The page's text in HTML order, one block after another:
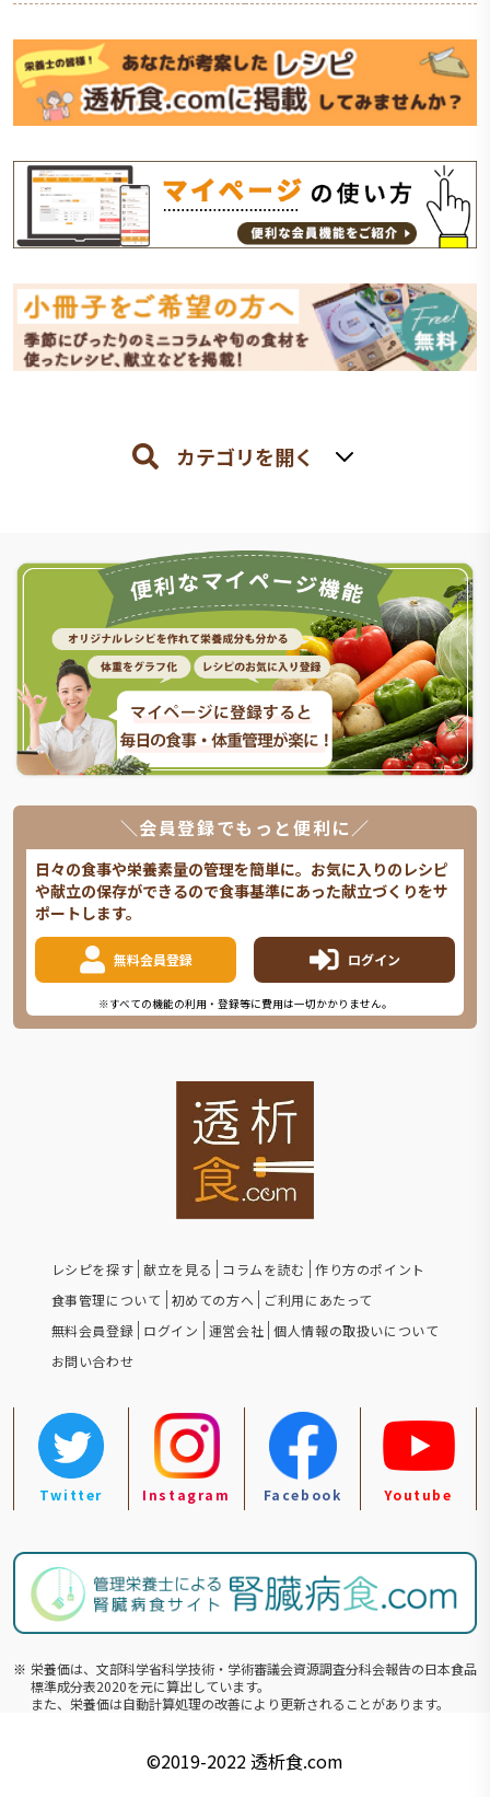
カテゴリを開く
＼会員登録でもっと便利に／
日々の食事や栄養素量の管理を簡単に。お気に入りのレシピ
や献立の保存ができるので食事基準にあった献立づくりをサ
ポートします。
無料会員登録 ログイン
※すべての機能の利用・登録等に費用は一切かかりません。
レシピを探す 献立を見る コラムを読む
作り方のポイント
食事管理について
初めての方へ
ご利用にあたって
無料会員登録 ログイン 運営会社 個人情報の取扱いについて
お問い合わせ
Twitter Instagram Facebook Youtube
※ 栄養価は、文部科学省科学技術・学術審議会資源調査分科会報告の⽇本食品
標準成分表2020を元に算出しています。
また、栄養価は自動計算処理の改善により更新されることがあります。
©️2019-2022透析食.com